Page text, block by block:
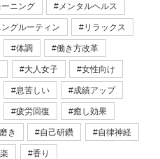
ニング メンタルヘルス
グルーティン リラックス
体調 働き方改革
大人女子 女性向け
息苦しい 成績アップ
疲労回復 癒し効果
き 自己研鑽 自律神経
香り